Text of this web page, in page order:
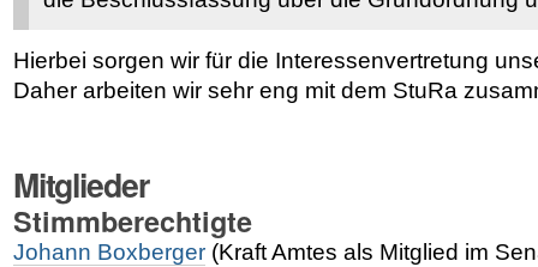
Hierbei sorgen wir für die Interessenvertretung
Daher arbeiten wir sehr eng mit dem StuRa
Mitglieder
Stimmberechtigte
Johann Boxberger(Kraft Amtes als Mitglied im